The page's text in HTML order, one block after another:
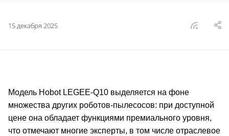
15 декабря 2025
Модель Hobot LEGEE-Q10 выделяется на фоне
множества других роботов-пылесосов: при доступной
цене она обладает функциями премиального уровня,
что отмечают многие эксперты, в том числе отраслевое